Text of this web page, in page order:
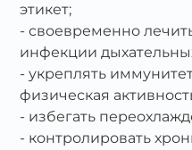
этикет;
своевременно
инфекции
укреплять
физическая
избегать
контролировать